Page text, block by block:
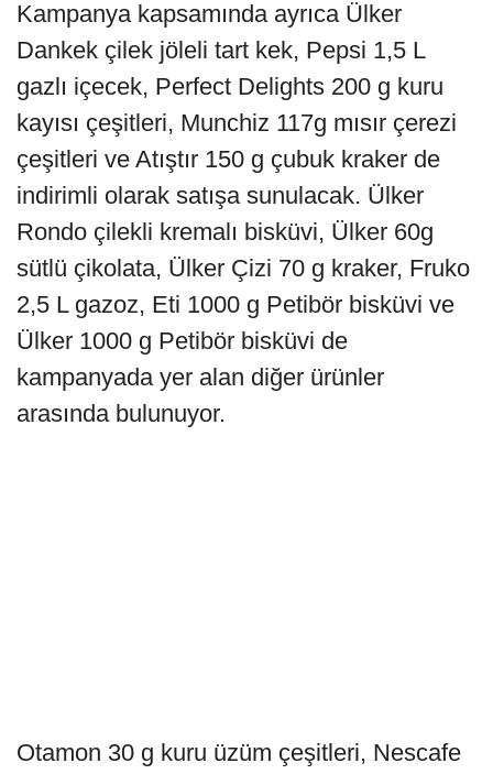
Kampanya kapsamında ayrıca Ülker
Dankek çilek jöleli tart kek, Pepsi 1,5 L
gazlı içecek, Perfect Delights 200 g kuru
kayısı çeşitleri, Munchiz 117g mısır çerezi
çeşitleri ve Atıştır 150 g çubuk kraker de
indirimli olarak satışa sunulacak. Ülker
Rondo çilekli kremalı bisküvi, Ülker 60g
sütlü çikolata, Ülker Çizi 70 g kraker, Fruko
2,5 L gazoz, Eti 1000 g Petibör bisküvi ve
Ülker 1000 g Petibör bisküvi de
kampanyada yer alan diğer ürünler
arasında bulunuyor.
Otamon 30 g kuru üzüm çeşitleri, Nescafe